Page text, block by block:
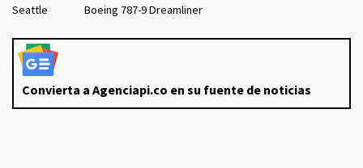
Seattle
Boeing 787-9 Dreamliner
Convierta a Agenciapi.co en su fuente de noticias